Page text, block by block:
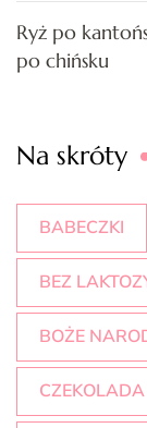
Ryż po
po chińsku
Na skróty
BABECZKI
BEZ
BOŻE
CZEKOLADA